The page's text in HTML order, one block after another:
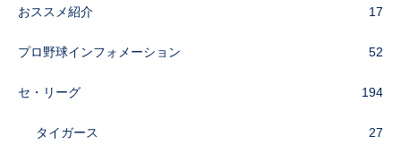
おススメ紹介 17
プロ野球インフォメーション 52
セ・リーグ 194
タイガース 27